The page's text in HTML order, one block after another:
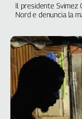
Il presidente Svimez
Nord e denuncia la